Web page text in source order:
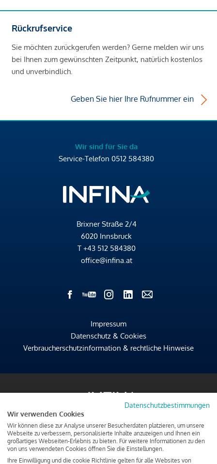
Rückrufservice
Sie möchten zurückgerufen werden? Gerne melden wir uns
bei Ihnen zum gewünschten Zeitpunkt, natürlich kostenlos
und unverbindlich.
Geben Sie hier Ihre Rufnummer ein
Wir sind für Sie da
Service-Telefon 0512 584380
Brixner Straße 2/4
6020 Innsbruck
T +43 512 584380
office@infina.at
Impressum
Datenschutz & Cookies
Verbraucherschutzinformation & rechtliche Hinweise
Datenschutzbestimmungen
Wir verwenden Cookies
Wir können diese zur Analyse unserer Besucherdaten platzieren, um unsere
Webseite zu verbessern, personalisierte Inhalte anzuzeigen und Ihnen ein
großartiges Webseiten-Erlebnis zu bieten. Für weitere Informationen zu den
von uns verwendeten Cookies öffnen Sie die Einstellungen.
Ihre Einwilligung und die cookie Richtlinie gelten für alle Websites von